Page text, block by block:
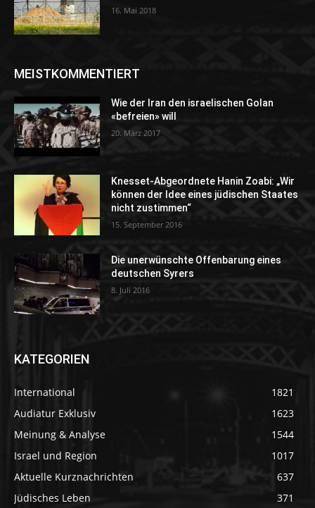
16. Mai 2018
MEISTKOMMENTIERT
Wie der Iran den israelischen Golan
«befreien» will
20. März 2017
Knesset-Abgeordnete Hanin Zoabi: „Wir
können der Idee eines jüdischen Staates
nicht zustimmen“
15. September 2016
Die unerwünschte Offenbarung eines
deutschen Syrers
8. Juli 2016
KATEGORIEN
International
1821
Audiatur Exklusiv
1623
Meinung & Analyse
1544
Israel und Region
1017
Aktuelle Kurznachrichten
637
Jüdisches Leben
371